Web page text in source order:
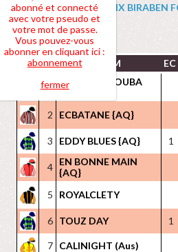
abonné et connecté
avec votre pseudo et
votre mot de passe.
Vous pouvez-vous
abonner en cliquant ici :
abonnement
fermer
4 PRIX BIRABEN
NOM EC
1 EXTREME NOUBA
{AQ}
2
ECBATANE {AQ}
3 EDDY BLUES {AQ} 1
4 EN BONNE MAIN
{AQ}
5 ROYALCLETY
6 TOUZ DAY 1
7 CALINIGHT (Aus)